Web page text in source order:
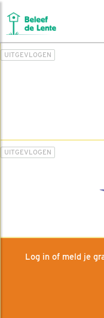
UITGEVLOGEN
UITGEVLOGEN
Log in of meld je